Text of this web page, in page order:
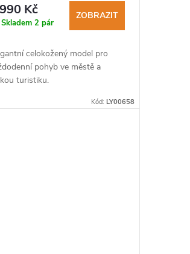
Kč
Skladem 2 pár
ZOBRAZIT
celokožený model pro
pohyb ve městě a
turistiku.
Kód: LY00658